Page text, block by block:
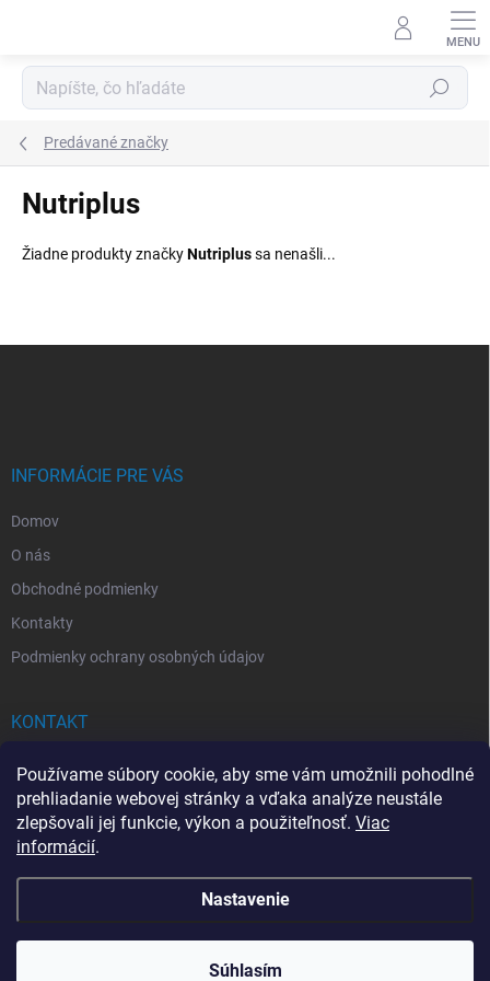
Používame súbory cookie, aby sme vám umožnili pohodlné
prehliadanie webovej stránky a vďaka analýze neustále
zlepšovali jej funkcie, výkon a použiteľnosť. Viac
informácií.
Nastavenie
Súhlasím
Hľadať
Predávané značky
Nutriplus
Žiadne produkty značkyNutriplussa nenašli...
INFORMÁCIE PRE VÁS
Domov
O nás
Obchodné podmienky
Kontakty
Podmienky ochrany osobných údajov
KONTAKT
info@drogerkovo.sk
Copyright 2026Drogerkovo. Všetky práva vyhradené.Upraviť nastavenie
cookies